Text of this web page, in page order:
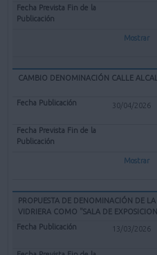
Mostrar
CAMBIO DENOMINACIÓN CALLE
30/04/2026
Mostrar
PROPUESTA DE DENOMINACIÓN DE
VIDRIERA COMO "SALA DE
13/03/2026